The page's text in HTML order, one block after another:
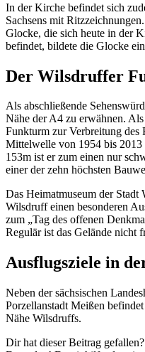
In der Kirche befindet sich
Sachsens mit
Glocke, die sich heute in der
befindet, bildete die Glocke
Der Wilsdruffer
Als abschließende
Nähe der A4 zu erwähnen. Als
Funkturm zur Verbreitung des
Mittelwelle von 1954 bis
153m ist er zum einen nur
einer der zehn höchsten
Das Heimatmuseum der
Wilsdruff einen besonderen
zum „Tag des offenen
Regulär ist das Gelände nicht
Ausflugsziele in
Neben der sächsischen
Porzellanstadt Meißen
Nähe Wilsdruffs.
Dir hat dieser Beitrag